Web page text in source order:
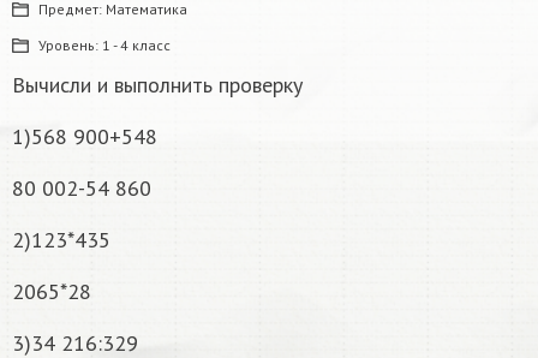
Предмет: Математика
Уровень: 1 - 4 класс
Вычисли и выполнить проверку
1)568 900+548
80 002-54 860
2)123*435
2065*28
3)34 216:329